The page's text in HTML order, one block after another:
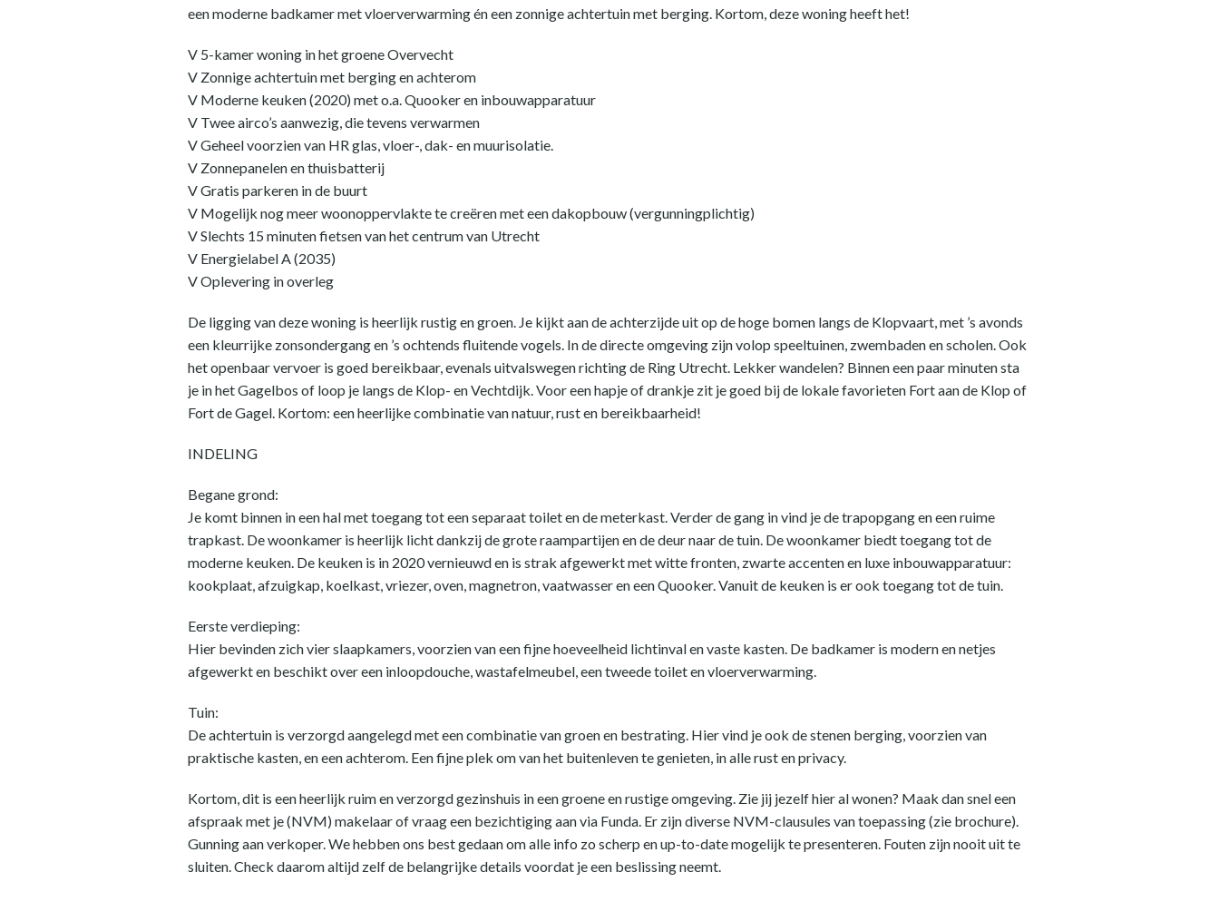
een moderne badkamer met vloerverwarming én een zonnige achtertuin met berging. Kortom, deze woning heeft het!
V 5-kamer woning in het groene Overvecht
V Zonnige achtertuin met berging en achterom
V Moderne keuken (2020) met o.a. Quooker en inbouwapparatuur
V Twee airco’s aanwezig, die tevens verwarmen
V Geheel voorzien van HR glas, vloer-, dak- en muurisolatie.
V Zonnepanelen en thuisbatterij
V Gratis parkeren in de buurt
V Mogelijk nog meer woonoppervlakte te creëren met een dakopbouw (vergunningplichtig)
V Slechts 15 minuten fietsen van het centrum van Utrecht
V Energielabel A (2035)
V Oplevering in overleg
De ligging van deze woning is heerlijk rustig en groen. Je kijkt aan de achterzijde uit op de hoge bomen langs de Klopvaart, met ’s avonds
een kleurrijke zonsondergang en ’s ochtends fluitende vogels. In de directe omgeving zijn volop speeltuinen, zwembaden en scholen. Ook
het openbaar vervoer is goed bereikbaar, evenals uitvalswegen richting de Ring Utrecht. Lekker wandelen? Binnen een paar minuten sta
je in het Gagelbos of loop je langs de Klop- en Vechtdijk. Voor een hapje of drankje zit je goed bij de lokale favorieten Fort aan de Klop of
Fort de Gagel. Kortom: een heerlijke combinatie van natuur, rust en bereikbaarheid!
INDELING
Begane grond:
Je komt binnen in een hal met toegang tot een separaat toilet en de meterkast. Verder de gang in vind je de trapopgang en een ruime
trapkast. De woonkamer is heerlijk licht dankzij de grote raampartijen en de deur naar de tuin. De woonkamer biedt toegang tot de
moderne keuken. De keuken is in 2020 vernieuwd en is strak afgewerkt met witte fronten, zwarte accenten en luxe inbouwapparatuur:
kookplaat, afzuigkap, koelkast, vriezer, oven, magnetron, vaatwasser en een Quooker. Vanuit de keuken is er ook toegang tot de tuin.
Eerste verdieping:
Hier bevinden zich vier slaapkamers, voorzien van een fijne hoeveelheid lichtinval en vaste kasten. De badkamer is modern en netjes
afgewerkt en beschikt over een inloopdouche, wastafelmeubel, een tweede toilet en vloerverwarming.
Tuin:
De achtertuin is verzorgd aangelegd met een combinatie van groen en bestrating. Hier vind je ook de stenen berging, voorzien van
praktische kasten, en een achterom. Een fijne plek om van het buitenleven te genieten, in alle rust en privacy.
Kortom, dit is een heerlijk ruim en verzorgd gezinshuis in een groene en rustige omgeving. Zie jij jezelf hier al wonen? Maak dan snel een
afspraak met je (NVM) makelaar of vraag een bezichtiging aan via Funda. Er zijn diverse NVM-clausules van toepassing (zie brochure).
Gunning aan verkoper. We hebben ons best gedaan om alle info zo scherp en up-to-date mogelijk te presenteren. Fouten zijn nooit uit te
sluiten. Check daarom altijd zelf de belangrijke details voordat je een beslissing neemt.